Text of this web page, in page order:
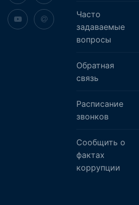
Часто
задаваемые
вопросы
Обратная
связь
Расписание
звонков
Сообщить о
фактах
коррупции